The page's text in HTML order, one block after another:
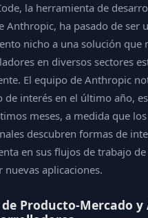
la herramienta de
Anthropic, ha pasado de ser
nicho a una solución que
en diversos sectores
El equipo de Anthropic
de interés en el último año,
meses, a medida que los
descubren formas de
en sus flujos de trabajo
nuevas aplicaciones.
Producto-Mercado y